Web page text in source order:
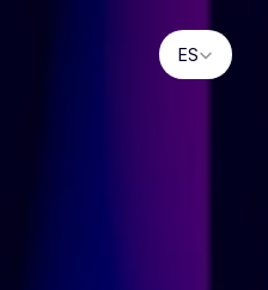
Select Language
ES